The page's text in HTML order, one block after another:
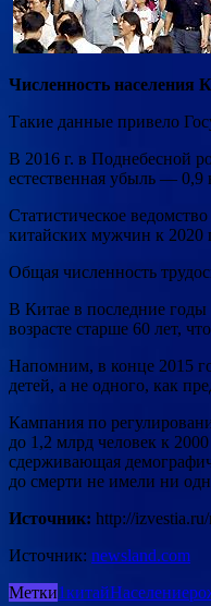
Численность населения
Такие данные привело
В 2016 г. в Поднебесной
естественная убыль — 0,9
Статистическое
китайских мужчин к 2020
Общая численность
В Китае в последние годы
возрасте старше 60 лет,
Напомним, в конце 2015
детей, а не одного, как
Кампания по
до 1,2 млрд человек к
сдерживающая
до смерти не имели ни
Источник: http://
Источник: newsland.com
Метки1китайНаселение